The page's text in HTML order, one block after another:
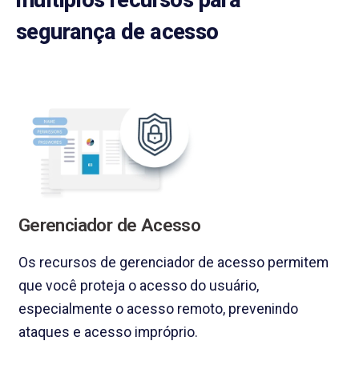
segurança de acesso
Gerenciador de Acesso
Os recursos de gerenciador de acesso permitem
que você proteja o acesso do usuário,
especialmente o acesso remoto, prevenindo
ataques e acesso impróprio.